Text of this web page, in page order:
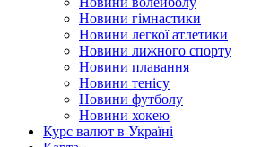
Новини гімнастики
Новини легкої атлетики
Новини лижного спорту
Новини плавання
Новини тенісу
Новини футболу
Новини хокею
Курс валют в Україні